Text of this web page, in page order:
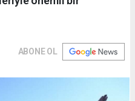
ABONE OL